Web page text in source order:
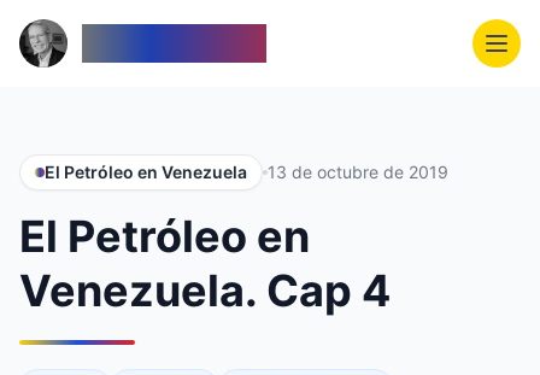
El Petróleo en Venezuela 13 de octubre de 2019
El Petróleo en
Venezuela. Cap 4